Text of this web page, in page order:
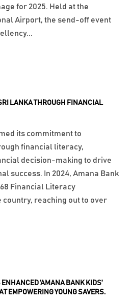
'AMANA BANK KIDS'
EMPOWERING YOUNG SAVERS.
LANKA THROUGH FINANCIAL
its commitment to
financial literacy,
decision-making to drive
success. In 2024, Amana Bank
Financial Literacy
reaching out to over
for 2025. Held at the
Airport, the send-off event